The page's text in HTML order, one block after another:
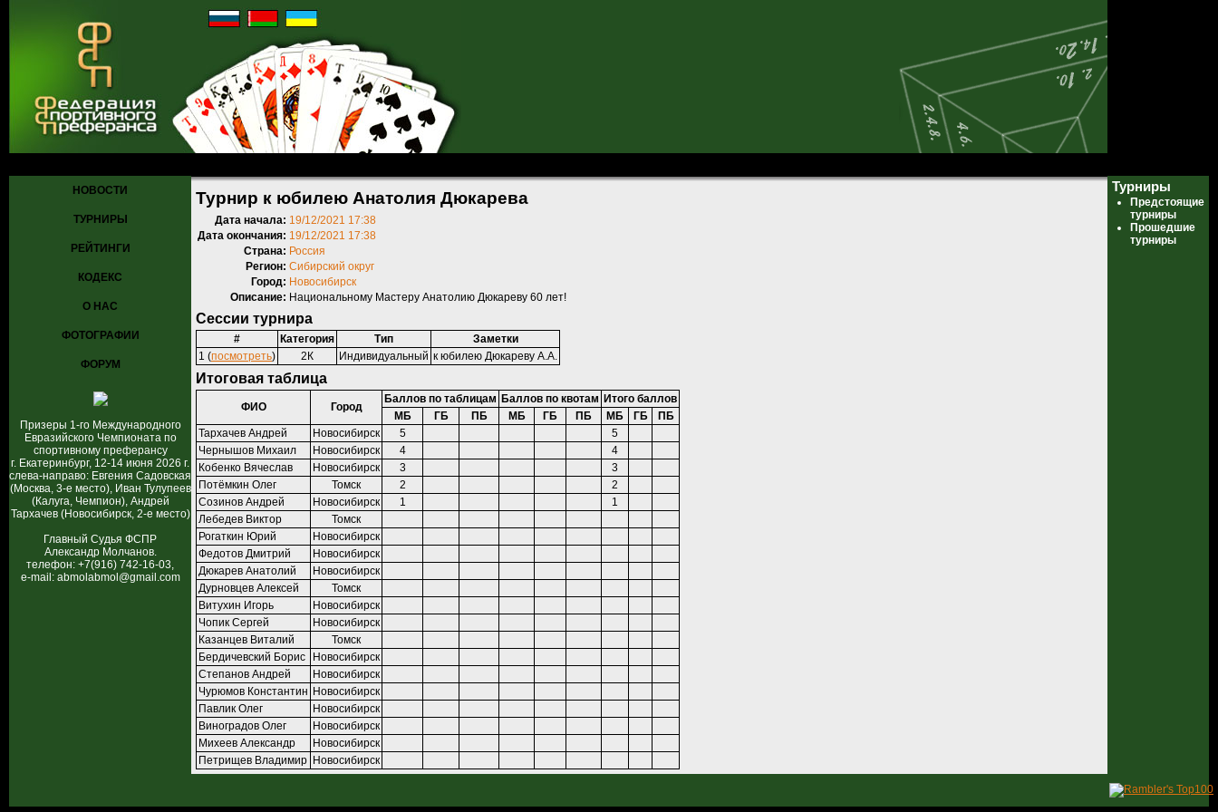
НОВОСТИ
ТУРНИРЫ
РЕЙТИНГИ
КОДЕКС
О НАС
ФОТОГРАФИИ
ФОРУМ
Призеры 1-го Международного
Евразийского Чемпионата по
спортивному преферансу
г. Екатеринбург, 12-14 июня 2026 г.
слева-направо: Евгения Садовская
(Москва, 3-е место), Иван Тулупеев
(Калуга, Чемпион), Андрей
Тархачев (Новосибирск, 2-е место)
Главный Судья ФСПР
Александр Молчанов.
телефон: +7(916) 742-16-03,
e-mail: abmolabmol@gmail.com
Турнир к юбилею Анатолия Дюкарева
Дата начала: 19/12/2021 17:38
Дата окончания: 19/12/2021 17:38
Страна: Россия
Регион: Сибирский округ
Город: Новосибирск
Описание: Национальному Мастеру Анатолию Дюкареву 60 лет!
Сессии турнира
# Категория Тип
Заметки
1 (посмотреть) 2К Индивидуальный к юбилею Дюкареву А.А.
Итоговая таблица
ФИО Город
Баллов по таблицам Баллов по квотам Итого баллов
МБ
ГБ ПБ МБ ГБ ПБ МБ ГБ
ПБ
Тархачев Андрей
Новосибирск 5
5
Чернышов Михаил
Новосибирск 4
4
Кобенко Вячеслав
Новосибирск 3
3
Потёмкин Олег
Томск 2
2
Созинов Андрей
Новосибирск 1
1
Лебедев Виктор
Томск
Рогаткин Юрий
Новосибирск
Федотов Дмитрий
Новосибирск
Дюкарев Анатолий
Новосибирск
Дурновцев Алексей
Томск
Витухин Игорь
Новосибирск
Чопик Сергей
Новосибирск
Казанцев Виталий
Томск
Бердичевский Борис
Новосибирск
Степанов Андрей
Новосибирск
Чурюмов Константин Новосибирск
Павлик Олег
Новосибирск
Виноградов Олег
Новосибирск
Михеев Александр
Новосибирск
Петрищев Владимир Новосибирск
Турниры
Предстоящие
турниры
Прошедшие
турниры